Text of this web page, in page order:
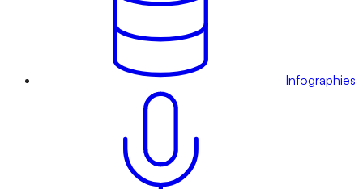
Infographies